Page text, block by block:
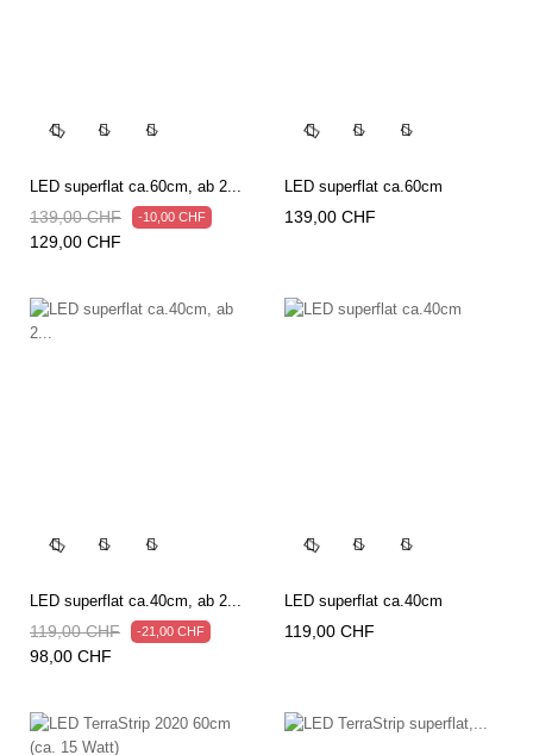
 
LED superflat ca.60cm, ab 2...
Regulärer
Preis
139,00 CHF -10,00 CHF Preis
129,00 CHF
 
LED superflat ca.60cm
Preis
139,00 CHF
 
LED superflat ca.40cm, ab 2...
Regulärer
Preis
119,00 CHF -21,00 CHF Preis
98,00 CHF
 
LED superflat ca.40cm
Preis
119,00 CHF